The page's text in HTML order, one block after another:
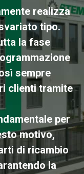
realizza
tipo.
la fase
sempre
clienti tramite
per
motivo,
di ricambio
la